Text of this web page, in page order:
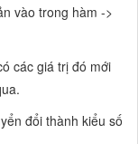
vào trong hàm ->
các giá trị đó mới
đổi thành kiểu số